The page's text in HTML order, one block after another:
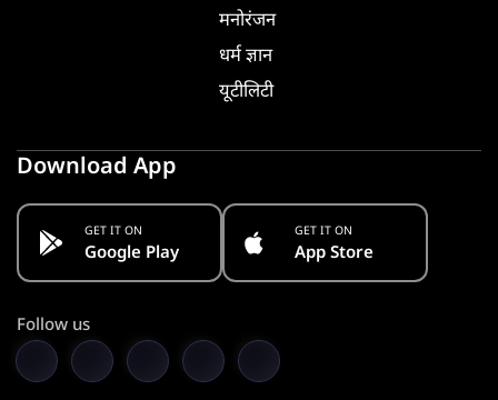
मनोरंजन
धर्म ज्ञान
यूटीलिटी
Download App
GET IT ON
Google Play
GET IT ON
App Store
Follow us